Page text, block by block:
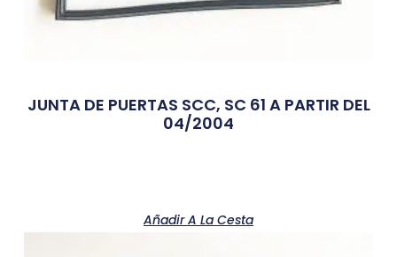
JUNTA DE PUERTAS SCC, SC 61 A PARTIR DEL
04/2004
Añadir A La Cesta